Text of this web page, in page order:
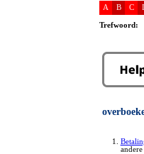
A B C
Trefwoord: